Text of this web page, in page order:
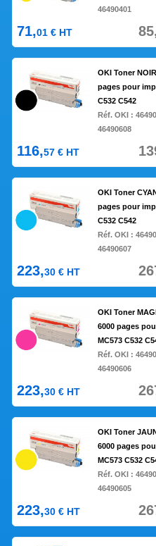
46490401
71,01 € HT
OKI Toner
pages pour
C532 C542
Réf. OKI :
46490608
116,57 € HT
OKI Toner
pages pour
C532 C542
Réf. OKI :
46490607
223,30 € HT
OKI Toner
6000 pages
MC573 C532
Réf. OKI :
46490606
223,30 € HT
OKI Toner
6000 pages
MC573 C532
Réf. OKI :
46490605
223,30 € HT